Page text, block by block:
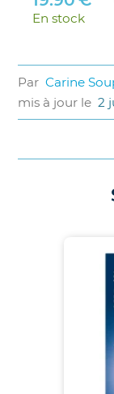
21.00€
Par Carine
mis à jour le 2